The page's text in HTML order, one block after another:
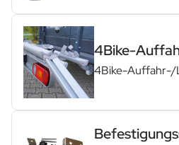
4Bike-
4Bike-Auffahr-/